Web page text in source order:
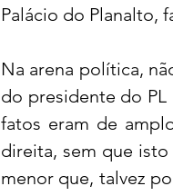
Na arena política,
do presidente do
fatos eram de
direita, sem que
menor que, talvez